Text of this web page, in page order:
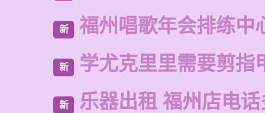
新 福州唱歌年会排练中
新 学尤克里里需要剪指
新 乐器出租 福州店电